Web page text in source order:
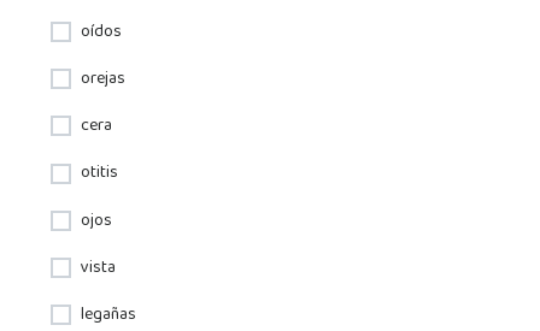
oídos
orejas
cera
otitis
ojos
vista
legañas